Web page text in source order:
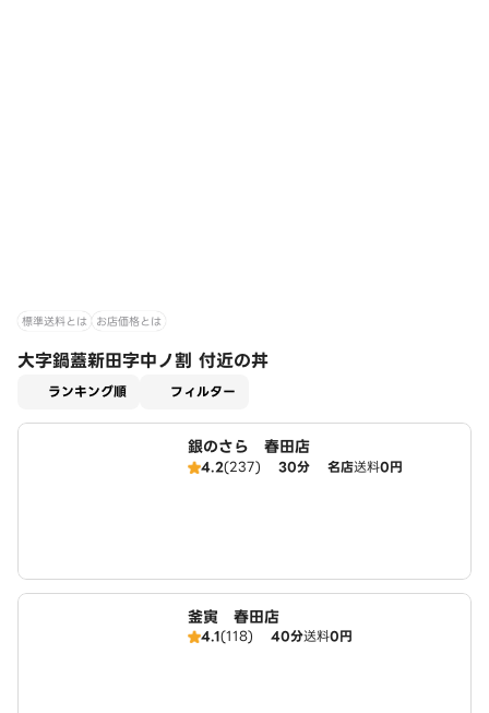
標準送料とは お店価格とは
大字鍋蓋新田字中ノ割 付近の丼
ランキング順 フィルター
銀のさら 春田店
4.2(237) 30分 名店送料0円
釜寅 春田店
4.1(118) 40分送料0円